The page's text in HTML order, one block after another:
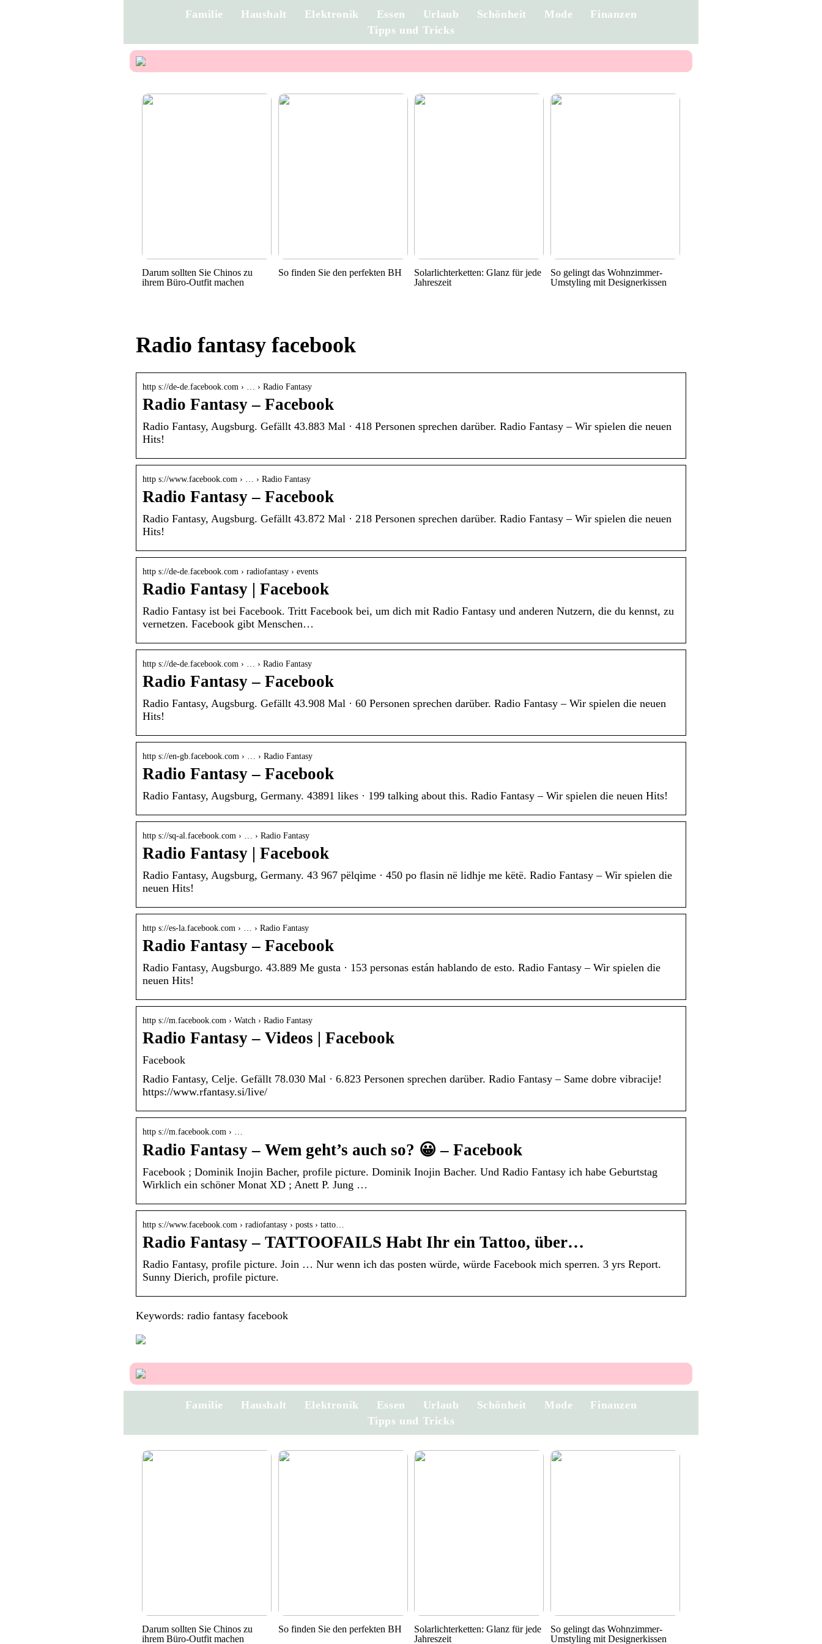
Familie Haushalt Elektronik Essen Urlaub Schönheit Mode
Finanzen
Tipps und Tricks
Darum sollten Sie Chinos zu
ihrem Büro-Outfit machen
So finden Sie den perfekten BH
Solarlichterketten: Glanz für jede
Jahreszeit
So gelingt das Wohnzimmer-
Umstyling mit Designerkissen
Radio fantasy facebook
http s://de-de.facebook.com › … › Radio Fantasy
Radio Fantasy – Facebook
Radio Fantasy, Augsburg. Gefällt 43.883 Mal · 418 Personen sprechen darüber. Radio Fantasy – Wir spielen die neuen
Hits!
http s://www.facebook.com › … › Radio Fantasy
Radio Fantasy – Facebook
Radio Fantasy, Augsburg. Gefällt 43.872 Mal · 218 Personen sprechen darüber. Radio Fantasy – Wir spielen die neuen
Hits!
http s://de-de.facebook.com › radiofantasy › events
Radio Fantasy | Facebook
Radio Fantasy ist bei Facebook. Tritt Facebook bei, um dich mit Radio Fantasy und anderen Nutzern, die du kennst, zu
vernetzen. Facebook gibt Menschen…
http s://de-de.facebook.com › … › Radio Fantasy
Radio Fantasy – Facebook
Radio Fantasy, Augsburg. Gefällt 43.908 Mal · 60 Personen sprechen darüber. Radio Fantasy – Wir spielen die neuen
Hits!
http s://en-gb.facebook.com › … › Radio Fantasy
Radio Fantasy – Facebook
Radio Fantasy, Augsburg, Germany. 43891 likes · 199 talking about this. Radio Fantasy – Wir spielen die neuen Hits!
http s://sq-al.facebook.com › … › Radio Fantasy
Radio Fantasy | Facebook
Radio Fantasy, Augsburg, Germany. 43 967 pëlqime · 450 po flasin në lidhje me këtë. Radio Fantasy – Wir spielen die
neuen Hits!
http s://es-la.facebook.com › … › Radio Fantasy
Radio Fantasy – Facebook
Radio Fantasy, Augsburgo. 43.889 Me gusta · 153 personas están hablando de esto. Radio Fantasy – Wir spielen die
neuen Hits!
http s://m.facebook.com › Watch › Radio Fantasy
Radio Fantasy – Videos | Facebook
Facebook
Radio Fantasy, Celje. Gefällt 78.030 Mal · 6.823 Personen sprechen darüber. Radio Fantasy – Same dobre vibracije!
https://www.rfantasy.si/live/
http s://m.facebook.com › …
Radio Fantasy – Wem geht’s auch so? 😀 – Facebook
Facebook ; Dominik Inojin Bacher, profile picture. Dominik Inojin Bacher. Und Radio Fantasy ich habe Geburtstag
Wirklich ein schöner Monat XD ; Anett P. Jung …
http s://www.facebook.com › radiofantasy › posts › tatto…
Radio Fantasy – TATTOOFAILS Habt Ihr ein Tattoo, über…
Radio Fantasy, profile picture. Join … Nur wenn ich das posten würde, würde Facebook mich sperren. 3 yrs Report.
Sunny Dierich, profile picture.
Keywords: radio fantasy facebook
Familie Haushalt Elektronik Essen Urlaub Schönheit Mode
Finanzen
Tipps und Tricks
Darum sollten Sie Chinos zu
ihrem Büro-Outfit machen
So finden Sie den perfekten BH
Solarlichterketten: Glanz für jede
Jahreszeit
So gelingt das Wohnzimmer-
Umstyling mit Designerkissen